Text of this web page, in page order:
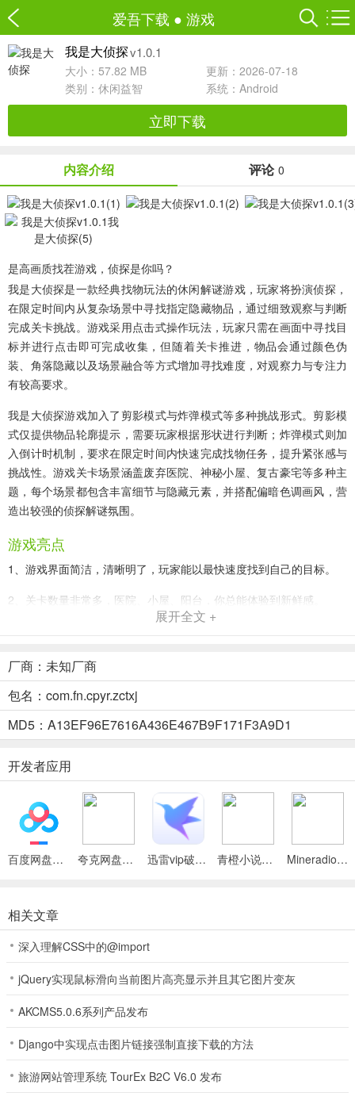
爱吾下载 ● 游戏
我是大侦探v1.0.1
大小：57.82 MB
更新：2026-07-18
类别： 休闲益智 系统：Android
立即下载
内容介绍 评论 0
是高画质找茬游戏，侦探是你吗？
我是大侦探是一款经典找物玩法的休闲解谜游戏，玩家将扮演侦探，
在限定时间内从复杂场景中寻找指定隐藏物品，通过细致观察与判断
完成关卡挑战。游戏采用点击式操作玩法，玩家只需在画面中寻找目
标并进行点击即可完成收集，但随着关卡推进，物品会通过颜色伪
装、角落隐藏以及场景融合等方式增加寻找难度，对观察力与专注力
有较高要求。
我是大侦探游戏加入了剪影模式与炸弹模式等多种挑战形式。剪影模
式仅提供物品轮廓提示，需要玩家根据形状进行判断；炸弹模式则加
入倒计时机制，要求在限定时间内快速完成找物任务，提升紧张感与
挑战性。游戏关卡场景涵盖废弃医院、神秘小屋、复古豪宅等多种主
题，每个场景都包含丰富细节与隐藏元素，并搭配偏暗色调画风，营
造出较强的侦探解谜氛围。
游戏亮点
1、游戏界面简洁，清晰明了，玩家能以最快速度找到自己的目标。
2、关卡数量非常多，医院、小屋、阳台，你总能体验到新鲜感。
我是大侦探关卡5通关指南
1、关卡5加入了炸弹玩法，在炸弹爆炸前找到该物品；
棕色钱包在房间中央茶几上（靠前位置）；
3、画面向右移动，邮票在茶几右侧边缘；
红色鞋子在楼梯下方地面；
展开全文 +
厂商：未知厂商
包名：com.fn.cpyr.zctxj
MD5：A13EF96E7616A436E467B9F171F3A9D1
开发者应用
百度网盘绿色免安装Pc电脑版 夸克网盘官方正式版 迅雷vip破解版永久会员2024版 青橙小说App Mineradio手机版
相关文章
深入理解CSS中的@import
jQuery实现鼠标滑向当前图片高亮显示并且其它图片变灰
AKCMS5.0.6系列产品发布
Django中实现点击图片链接强制直接下载的方法
旅游网站管理系统 TourEx B2C V6.0 发布